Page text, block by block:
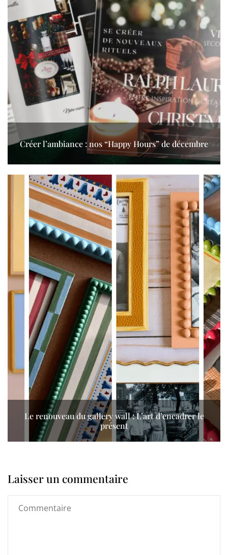
Créer l’ambiance : nos “Happy Hours” de décembre
Le renouveau du gallery wall : L’art d’encadrer le
présent
Laisser un commentaire